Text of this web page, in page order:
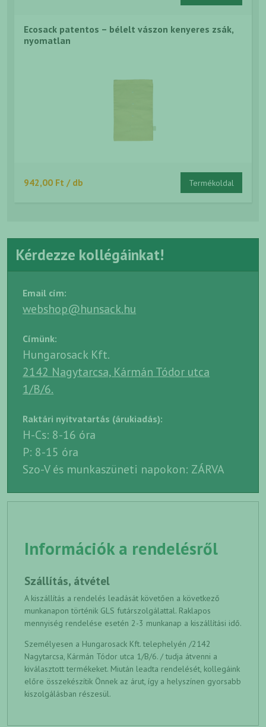
Ecosack patentos – bélelt vászon kenyeres zsák,
nyomatlan
942,00 Ft / db Termékoldal
Kérdezze kollégáinkat!
Email cím:
webshop@hunsack.hu
Címünk:
Hungarosack Kft.
2142 Nagytarcsa, Kármán Tódor utca
1/B/6.
Raktári nyitvatartás (árukiadás):
H-Cs: 8-16 óra
P: 8-15 óra
Szo-V és munkaszüneti napokon: ZÁRVA
Információk a rendelésről
Szállítás, átvétel
A kiszállítás a rendelés leadását követően a következő
munkanapon történik GLS futárszolgálattal. Raklapos
mennyiség rendelése esetén 2-3 munkanap a kiszállítási idő.
Személyesen a Hungarosack Kft. telephelyén /2142
Nagytarcsa, Kármán Tódor utca 1/B/6. / tudja átvenni a
kiválasztott termékeket. Miután leadta rendelését, kollegáink
előre összekészítik Önnek az árut, így a helyszínen gyorsabb
kiszolgálásban részesül.